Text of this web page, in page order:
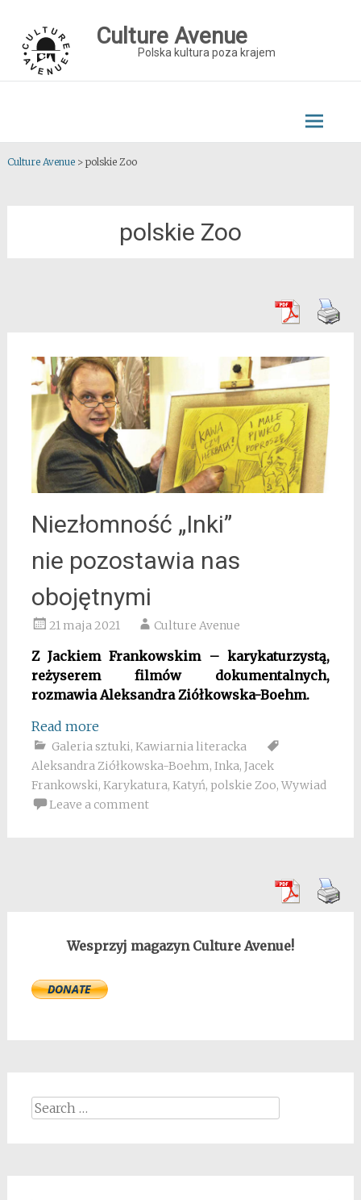
content
Culture Avenue
Polska kultura poza krajem
Culture Avenue> polskie Zoo
polskie Zoo
Niezłomność „Inki”
nie pozostawia nas
obojętnymi
21 maja 2021 Culture Avenue
Z Jackiem Frankowskim – karykaturzystą,
reżyserem filmów dokumentalnych,
rozmawia Aleksandra Ziółkowska-Boehm.
Read more
Galeria sztuki, Kawiarnia literacka
Aleksandra Ziółkowska-Boehm, Inka, Jacek
Frankowski, Karykatura, Katyń, polskie Zoo, Wywiad
Leave a comment
Wesprzyj magazyn Culture Avenue!
Search
for: